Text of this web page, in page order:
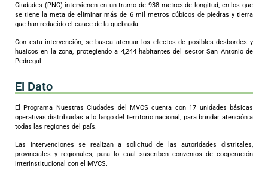
Ciudades (PNC) intervienen en un tramo de 938 metros de longitud, en los que
se tiene la meta de eliminar más de 6 mil metros cúbicos de piedras y tierra
que han reducido el cauce de la quebrada.
Con esta intervención, se busca atenuar los efectos de posibles desbordes y
huaicos en la zona, protegiendo a 4,244 habitantes del sector San Antonio de
Pedregal.
El Dato
El Programa Nuestras Ciudades del MVCS cuenta con 17 unidades básicas
operativas distribuidas a lo largo del territorio nacional, para brindar atención a
todas las regiones del país.
Las intervenciones se realizan a solicitud de las autoridades distritales,
provinciales y regionales, para lo cual suscriben convenios de cooperación
interinstitucional con el MVCS.